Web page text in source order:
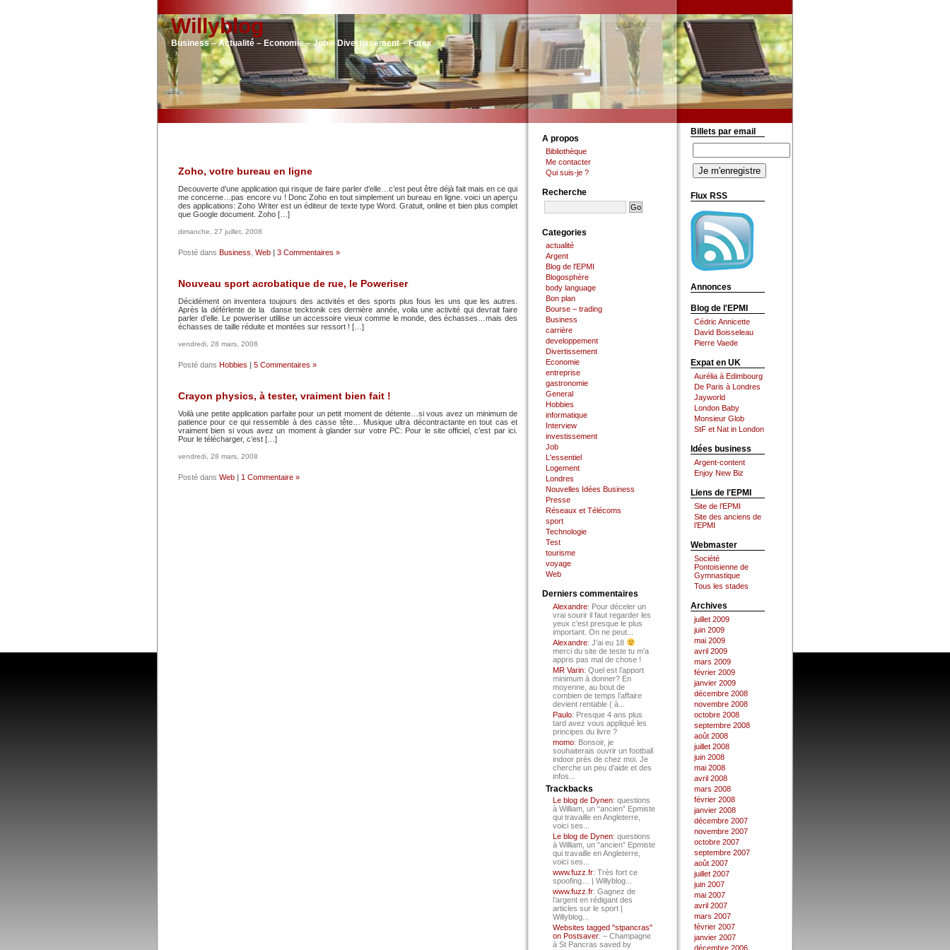
Willyblog
Business – Actualité – Economie – Job – Divertissement – Forex
Zoho, votre bureau en ligne
Decouverte d’une application qui risque de faire parler d’elle…c’est peut être déjà fait mais en ce qui
me concerne…pas encore vu ! Donc Zoho en tout simplement un bureau en ligne. voici un aperçu
des applications: Zoho Writer est un éditeur de texte type Word. Gratuit, online et bien plus complet
que Google document. Zoho […]
dimanche, 27 juillet, 2008
Posté dans Business Web | 3 Commentaires »
Nouveau sport acrobatique de rue, le Poweriser
Décidément on inventera toujours des activités et des sports plus fous les uns que les autres.
Après la déférlente de la danse tecktonik ces dernière année, voila une activité qui devrait faire
parler d’elle. Le poweriser utlilise un accessoire vieux comme le monde, des échasses…mais des
échasses de taille réduite et montées sur ressort ! […]
vendredi, 28 mars, 2008
Posté dans Hobbies | 5 Commentaires »
Crayon physics, à tester, vraiment bien fait !
Voilà une petite application parfaite pour un petit moment de détente…si vous avez un minimum de
patience pour ce qui ressemble à des casse tête… Musique ultra décontractante en tout cas et
vraiment bien si vous avez un moment à glander sur votre PC: Pour le site officiel, c’est par ici.
Pour le télécharger, c’est […]
vendredi, 28 mars, 2008
Posté dans Web | 1 Commentaire »
A propos
Bibliothèque
Me contacter
Qui suis-je ?
Recherche
Categories
actualité
Argent
Blog de l'EPMI
Blogosphère
body language
Bon plan
Bourse – trading
Business
carrière
developpement
Divertissement
Economie
entreprise
gastronomie
General
Hobbies
informatique
Interview
investissement
Job
L'essentiel
Logement
Londres
Nouvelles Idées Business
Presse
Réseaux et Télécoms
sport
Technologie
Test
tourisme
voyage
Web
Derniers commentaires
Alexandre: Pour déceler un
vrai sourir il faut regarder les
yeux c’est presque le plus
important. On ne peut...
Alexandre: J’ai eu 18
merci du site de teste tu m’a
appris pas mal de chose !
MR Varin: Quel est l’apport
minimum à donner? En
moyenne, au bout de
combien de temps l’affaire
devient rentable ( à...
Paulo: Presque 4 ans plus
tard avez vous appliqué les
principes du livre ?
momo: Bonsoir, je
souhaiterais ouvrir un football
indoor près de chez moi. Je
cherche un peu d’aide et des
infos...
Trackbacks
Le blog de Dynen: questions
à William, un “ancien” Epmiste
qui travaille en Angleterre,
voici ses...
Le blog de Dynen: questions
à William, un “ancien” Epmiste
qui travaille en Angleterre,
voici ses...
www.fuzz.fr: Très fort ce
spoofing… | Willyblog...
www.fuzz.fr: Gagnez de
l’argent en rédigant des
articles sur le sport |
Willyblog...
Websites tagged "stpancras"
on Postsaver: – Champagne
à St Pancras saved by
Billets par email
Flux RSS
Annonces
Blog de l'EPMI
Cédric Annicette
David Boisseleau
Pierre Vaede
Expat en UK
Aurélia à Edimbourg
De Paris à Londres
Jayworld
London Baby
Monsieur Glob
StF et Nat in London
Idées business
Argent-content
Enjoy New Biz
Liens de l'EPMI
Site de l’EPMI
Site des anciens de
l’EPMI
Webmaster
Société
Pontoisienne de
Gymnastique
Tous les stades
Archives
juillet 2009
juin 2009
mai 2009
avril 2009
mars 2009
février 2009
janvier 2009
décembre 2008
novembre 2008
octobre 2008
septembre 2008
août 2008
juillet 2008
juin 2008
mai 2008
avril 2008
mars 2008
février 2008
janvier 2008
décembre 2007
novembre 2007
octobre 2007
septembre 2007
août 2007
juillet 2007
juin 2007
mai 2007
avril 2007
mars 2007
février 2007
janvier 2007
décembre 2006